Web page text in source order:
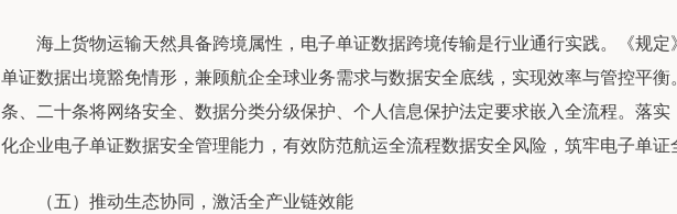
海上货物运输天然具备跨境属性，电子单证数据跨境传输是行业通行实践。《规定
单证数据出境豁免情形，兼顾航企全球业务需求与数据安全底线，实现效率与管控平
条、二十条将网络安全、数据分类分级保护、个人信息保护法定要求嵌入全流程。落
化企业电子单证数据安全管理能力，有效防范航运全流程数据安全风险，筑牢电子单证
（五）推动生态协同，激活全产业链效能